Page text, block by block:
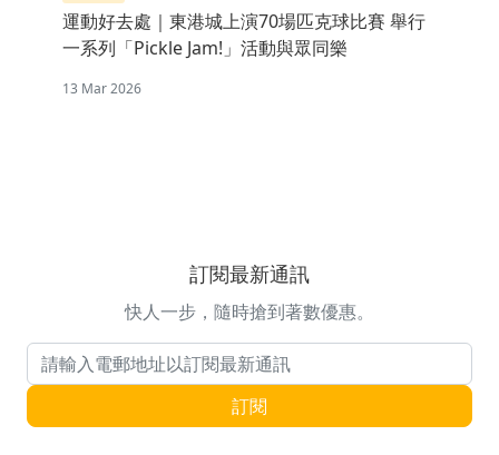
運動好去處｜東港城上演70場匹克球比賽 舉行
一系列「Pickle Jam!」活動與眾同樂
13 Mar 2026
訂閱最新通訊
快人一步，隨時搶到著數優惠。
電郵地址 訂閱